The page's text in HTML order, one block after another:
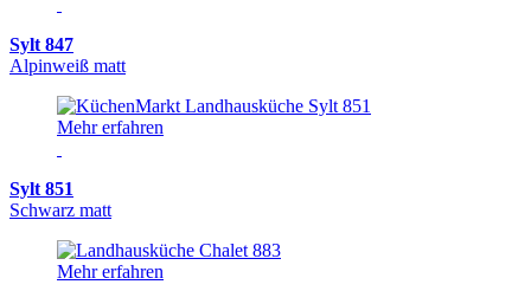
Sylt 847
Alpinweiß matt
Mehr erfahren
Sylt 851
Schwarz matt
Mehr erfahren